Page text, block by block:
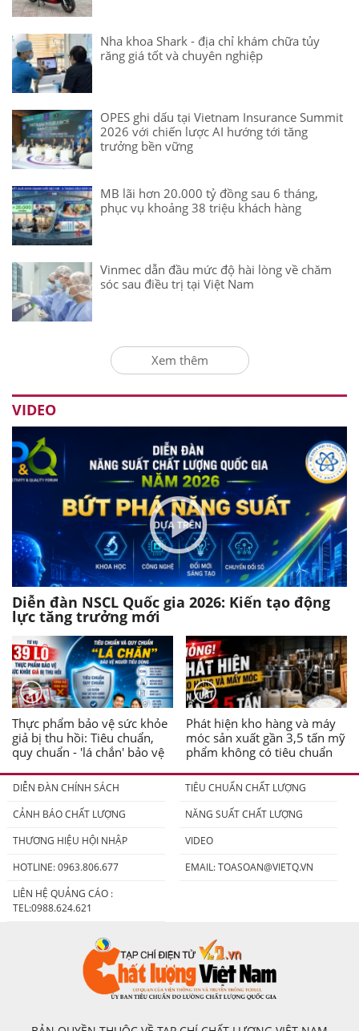
Nha khoa Shark - địa chỉ khám chữa tủy
răng giá tốt và chuyên nghiệp
OPES ghi dấu tại Vietnam Insurance Summit
2026 với chiến lược AI hướng tới tăng
trưởng bền vững
MB lãi hơn 20.000 tỷ đồng sau 6 tháng,
phục vụ khoảng 38 triệu khách hàng
Vinmec dẫn đầu mức độ hài lòng về chăm
sóc sau điều trị tại Việt Nam
Xem thêm
VIDEO
Diễn đàn NSCL Quốc gia 2026: Kiến tạo động
lực tăng trưởng mới
Thực phẩm bảo vệ sức khỏe
giả bị thu hồi: Tiêu chuẩn,
quy chuẩn - 'lá chắn' bảo vệ
Phát hiện kho hàng và máy
móc sản xuất gần 3,5 tấn mỹ
phẩm không có tiêu chuẩn
DIỄN ĐÀN CHÍNH SÁCH
TIÊU CHUẨN CHẤT LƯỢNG
CẢNH BÁO CHẤT LƯỢNG
NĂNG SUẤT CHẤT LƯỢNG
THƯƠNG HIỆU HỘI NHẬP
VIDEO
HOTLINE: 0963.806.677
EMAIL:TOASOAN@VIETQ.VN
LIÊN HỆ QUẢNG CÁO :
TEL:0988.624.621